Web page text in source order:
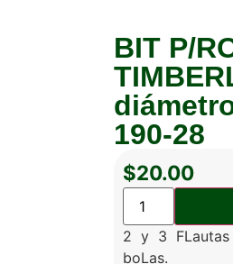
BIT P/
190-28
$20.00
2 y 3
boLas.